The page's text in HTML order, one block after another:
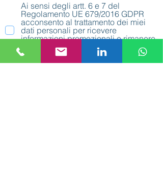
Ai sensi degli artt. 6 e 7 del
Regolamento UE 679/2016 GDPR
acconsento al trattamento dei miei
dati personali per ricevere
informazioni promozionali e rimanere
sempre aggiornato sulle offerte e
sulle novità (finalità dell’informativa).